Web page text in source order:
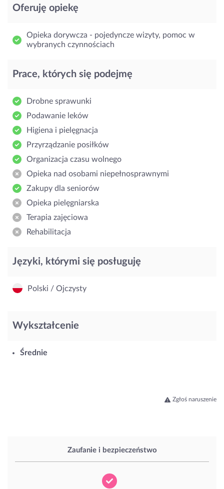
Zaufanie i bezpieczeństwo
Oferuję opiekę
Opieka dorywcza - pojedyncze wizyty, pomoc w
wybranych czynnościach
Prace, których się podejmę
Drobne sprawunki
Podawanie leków
Higiena i pielęgnacja
Przyrządzanie posiłków
Organizacja czasu wolnego
Opieka nad osobami niepełnosprawnymi
Zakupy dla seniorów
Opieka pielęgniarska
Terapia zajęciowa
Rehabilitacja
Języki, którymi się posługuję
Polski / Ojczysty
Wykształcenie
Średnie
Zgłoś naruszenie